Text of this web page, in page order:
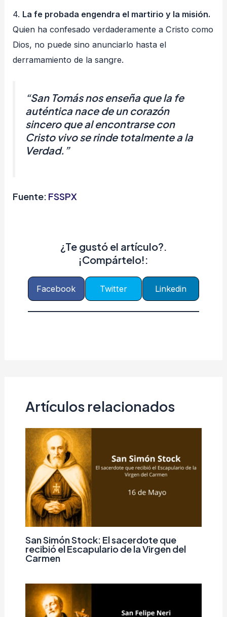
4. La fe probada engendra el martirio y la misión.
Quien ha confesado verdaderamente a Cristo como
Dios, no puede sino anunciarlo hasta el
derramamiento de la sangre.
“San Tomás nos enseña que la fe
auténtica nace de un corazón
sincero que al encontrarse con
Cristo vivo se rinde totalmente a la
Verdad.”
Fuente: FSSPX
¿Te gustó el artículo?.
¡Compártelo!:
Facebook Twitter Linkedin
Artículos relacionados
San Simón Stock: El sacerdote que
recibió el Escapulario de la Virgen del
Carmen